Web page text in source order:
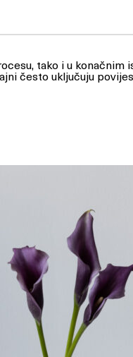
tako i u konačnim
često uključuju